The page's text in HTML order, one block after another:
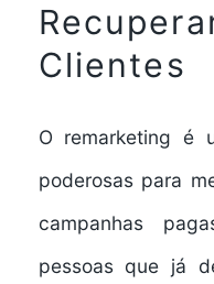
Clientes
O remarketing é
poderosas para
campanhas
pessoas que já